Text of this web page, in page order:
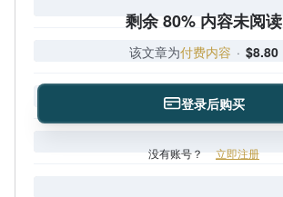
剩余 80% 内容未阅读
该文章为付费内容 · $8.80
登录后购买
没有账号？ 立即注册